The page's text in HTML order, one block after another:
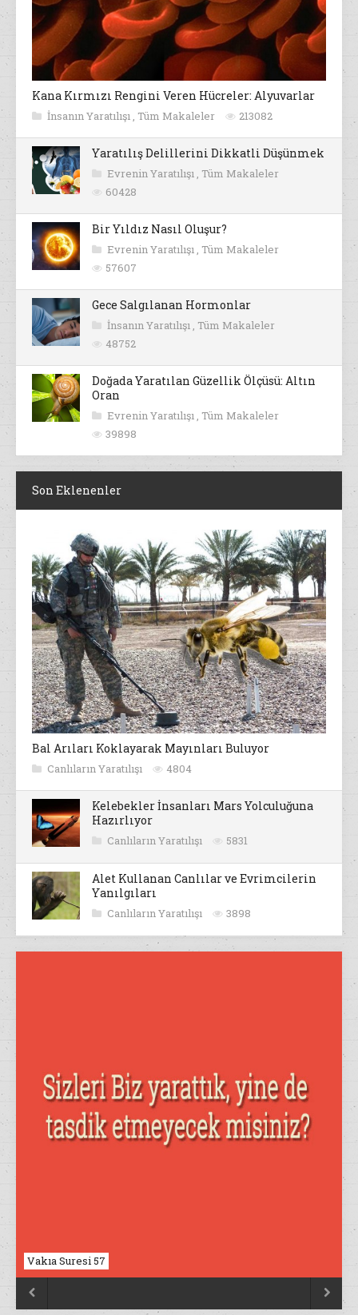
Kana Kırmızı Rengini Veren Hücreler: Alyuvarlar
İnsanın Yaratılışı , Tüm Makaleler 213082
Yaratılış Delillerini Dikkatli Düşünmek
Evrenin Yaratılışı , Tüm Makaleler
60428
Bir Yıldız Nasıl Oluşur?
Evrenin Yaratılışı , Tüm Makaleler
57607
Gece Salgılanan Hormonlar
İnsanın Yaratılışı , Tüm Makaleler
48752
Doğada Yaratılan Güzellik Ölçüsü: Altın
Oran
Evrenin Yaratılışı , Tüm Makaleler
39898
Son Eklenenler
Bal Arıları Koklayarak Mayınları Buluyor
Canlıların Yaratılışı 4804
Kelebekler İnsanları Mars Yolculuğuna
Hazırlıyor
Canlıların Yaratılışı 5831
Alet Kullanan Canlılar ve Evrimcilerin
Yanılgıları
Canlıların Yaratılışı 3898
Vakıa Suresi 57
Nahl Suresi 17
 